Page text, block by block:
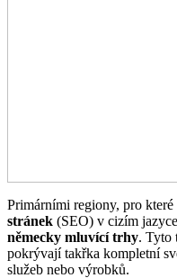
Primárními regiony, pro které
stránek (SEO) v cizím
německy mluvící trhy. Tyto
pokrývají takřka kompletní
služeb nebo výrobků.